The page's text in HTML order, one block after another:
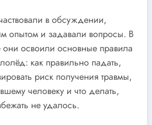
в обсуждении,
опытом и задавали вопросы. В
освоили основные правила
как правильно падать,
риск получения травмы,
человеку и что делать,
не удалось.